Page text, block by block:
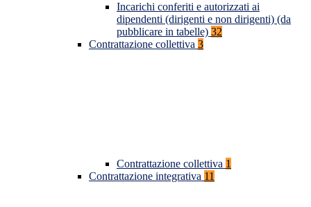
Incarichi conferiti e autorizzati ai
dipendenti (dirigenti e non dirigenti) (da
pubblicare in tabelle) 32
Contrattazione collettiva 3
Contrattazione collettiva 1
Contrattazione integrativa 11